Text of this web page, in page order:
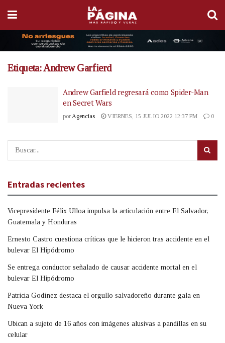
Etiqueta:Andrew Garfierd
Andrew Garfield regresará como Spider-Man
en Secret Wars
por Agencias VIERNES, 15 JULIO 2022 12:37 PM 0
Entradas recientes
Vicepresidente Félix Ulloa impulsa la articulación entre El Salvador,
Guatemala y Honduras
Ernesto Castro cuestiona críticas que le hicieron tras accidente en el
bulevar El Hipódromo
Se entrega conductor señalado de causar accidente mortal en el
bulevar El Hipódromo
Patricia Godínez destaca el orgullo salvadoreño durante gala en
Nueva York
Ubican a sujeto de 16 años con imágenes alusivas a pandillas en su
celular